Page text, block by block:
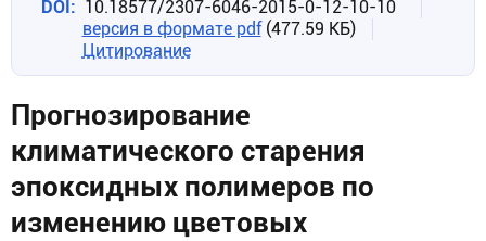
DOI
10.18577/2307-6046-2015-0-12-10-10
версия в формате pdf (477.59 КБ)
Цитирование
Прогнозирование
климатического старения
эпоксидных полимеров по
изменению цветовых